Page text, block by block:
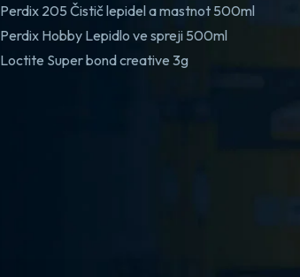
Perdix 205 Čistič lepidel a mastnot 500ml
Perdix Hobby Lepidlo ve spreji 500ml
Loctite Super bond creative 3g